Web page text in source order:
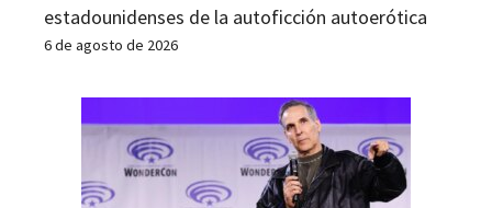
estadounidenses de la autoficción autoerótica
6 de agosto de 2026